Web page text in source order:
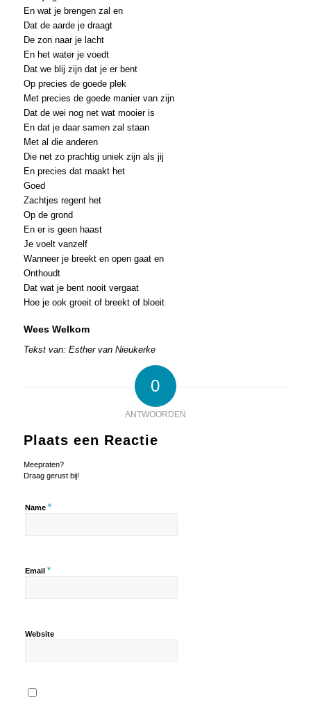
En wat je brengen zal en
Dat de aarde je draagt
De zon naar je lacht
En het water je voedt
Dat we blij zijn dat je er bent
Op precies de goede plek
Met precies de goede manier van zijn
Dat de wei nog net wat mooier is
En dat je daar samen zal staan
Met al die anderen
Die net zo prachtig uniek zijn als jij
En precies dat maakt het
Goed
Zachtjes regent het
Op de grond
En er is geen haast
Je voelt vanzelf
Wanneer je breekt en open gaat en
Onthoudt
Dat wat je bent nooit vergaat
Hoe je ook groeit of breekt of bloeit
Wees Welkom
Tekst van: Esther van Nieukerke
0
ANTWOORDEN
Plaats een Reactie
Meepraten?
Draag gerust bij!
Name *
Email *
Website